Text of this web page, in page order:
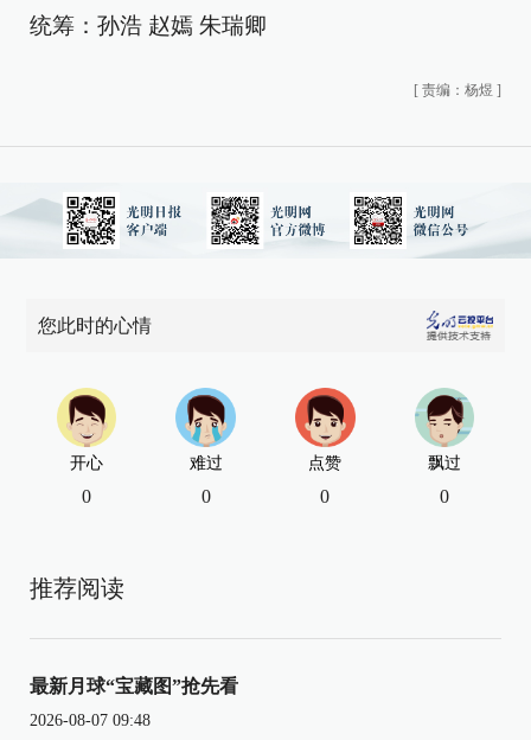
统筹：孙浩 赵嫣 朱瑞卿
[ 责编：杨煜 ]
您此时的心情
开心
0
难过
0
点赞
0
飘过
0
推荐阅读
最新月球“宝藏图”抢先看
2026-08-07 09:48